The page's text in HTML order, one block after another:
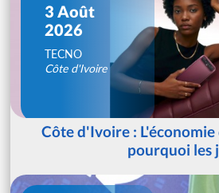
3 Août
2026
TECNO
Côte d'Ivoire
Côte d'Ivoire :
pourquoi les